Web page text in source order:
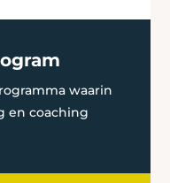
waarin
en coaching